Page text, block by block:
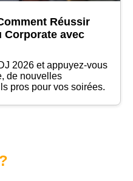
Réussir
Corporate avec
2026 et appuyez-vous
de nouvelles
pros pour vos soirées.